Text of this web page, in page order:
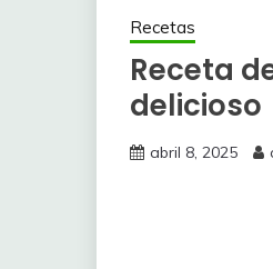
Recetas
Receta
delicioso
abril 8, 2025